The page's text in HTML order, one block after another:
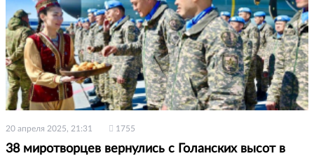
20 апреля 2025, 21:31 1755
38 миротворцев вернулись с Голанских высот в